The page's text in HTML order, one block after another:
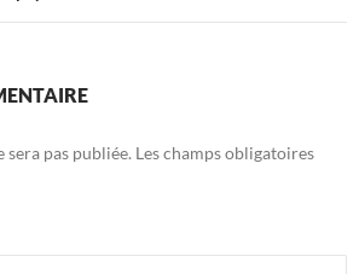
sera pas publiée. Les champs obligatoires